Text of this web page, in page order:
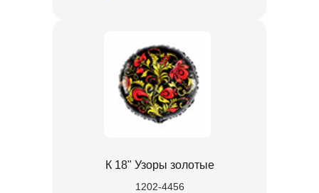
К 18" Узоры золотые
1202-4456